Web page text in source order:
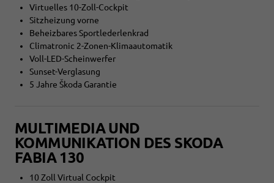
Virtuelles 10-Zoll-Cockpit
Sitzheizung vorne
Beheizbares Sportlederlenkrad
Climatronic 2-Zonen-Klimaautomatik
Voll-LED-Scheinwerfer
Sunset-Verglasung
5 Jahre Škoda Garantie
MULTIMEDIA UND
KOMMUNIKATION DES SKODA
FABIA 130
10 Zoll Virtual Cockpit